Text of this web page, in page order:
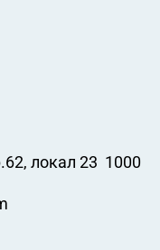
локал 23 1000